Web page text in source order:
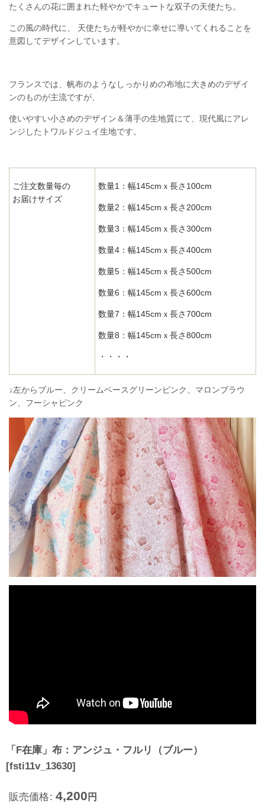
たくさんの花に囲まれた軽やかでキュートな双子の天使たち。
この風の時代に、 天使たちが軽やかに幸せに導いてくれることを
意図してデザインしています。
フランスでは、帆布のようなしっかりめの布地に大きめのデザイ
ンのものが主流ですが、
使いやすい小さめのデザイン＆薄手の生地質にて、現代風にアレ
ンジしたトワルドジュイ生地です。
ご注文数量毎の
お届けサイズ
数量1：幅145cmｘ長さ100cm
数量2：幅145cmｘ長さ200cm
数量3：幅145cmｘ長さ300cm
数量4：幅145cmｘ長さ400cm
数量5：幅145cmｘ長さ500cm
数量6：幅145cmｘ長さ600cm
数量7：幅145cmｘ長さ700cm
数量8：幅145cmｘ長さ800cm
・・・・
↓左からブルー、クリームベースグリーンピンク、マロンブラウ
ン、フーシャピンク
「F在庫」布：アンジュ・フルリ（ブルー）
[fsti11v_13630]
販売価格: 4,200 円